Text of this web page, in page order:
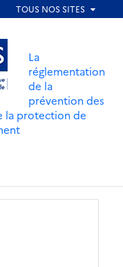
La
réglementation
de la
prévention des
la protection de